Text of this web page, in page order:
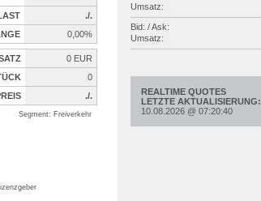
./.
0,00%
0 EUR
0
./.
Segment: Freiverkehr
Umsatz:
Bid: / Ask:
Umsatz:
REALTIME QUOTES
LETZTE AKTUALISIERUNG:
10.08.2026 @ 07:20:40